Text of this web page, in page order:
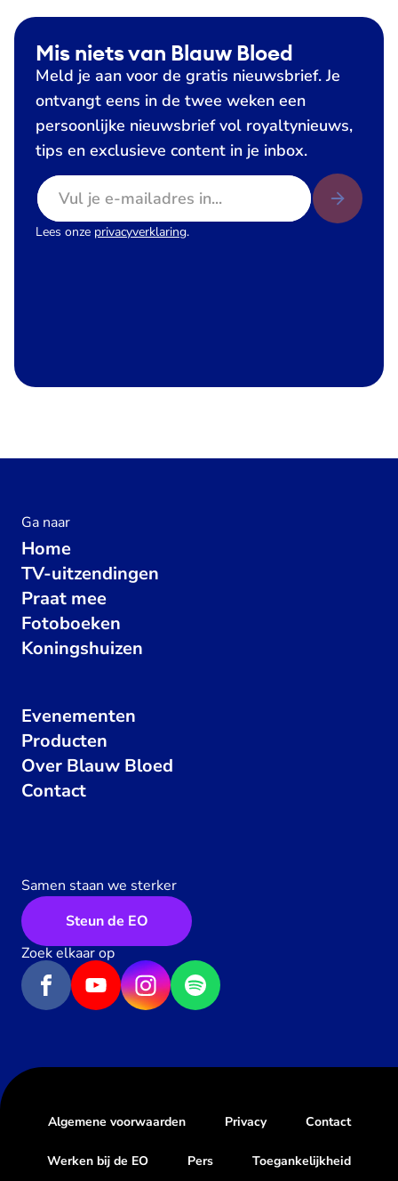
Mis niets van Blauw Bloed
Meld je aan voor de gratis nieuwsbrief. Je
ontvangt eens in de twee weken een
persoonlijke nieuwsbrief vol royaltynieuws,
tips en exclusieve content in je inbox.
E-mailadres
Lees onze privacyverklaring.
Ga naar
Home
TV-uitzendingen
Praat mee
Fotoboeken
Koningshuizen
Evenementen
Producten
Over Blauw Bloed
Contact
Samen staan we sterker
Steun de EO
Zoek elkaar op
Algemene voorwaarden Privacy Contact
Werken bij de EO Pers Toegankelijkheid